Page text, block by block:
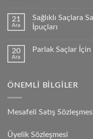
21
Ara
Sağlıklı Saçlara
İpuçları
20
Ara
Parlak Saçlar İçin
ÖNEMLI BILGILER
Mesafeli Satış
Üyelik Sözleşmesi